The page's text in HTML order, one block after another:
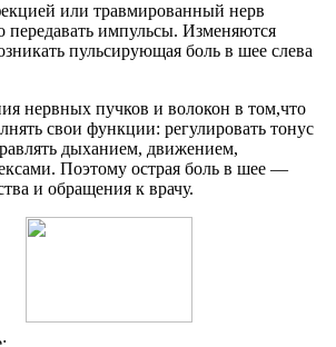
или травмированный нерв
передавать импульсы. Изменяются
пульсирующая боль в шее слева
нервных пучков и волокон в том,что
свои функции: регулировать тонус
дыханием, движением,
Поэтому острая боль в шее —
и обращения к врачу.